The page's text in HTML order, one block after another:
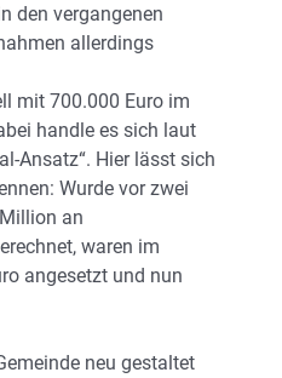
den vergangenen
allerdings
mit 700.000 Euro im
handle es sich laut
Ansatz“. Hier lässt sich
Wurde vor zwei
an
waren im
angesetzt und nun
neu gestaltet